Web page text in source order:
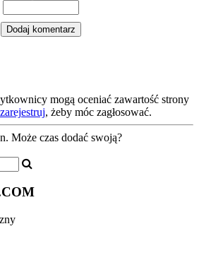
mogą oceniać zawartość strony
zarejestruj, żeby móc zagłosować.
Może czas dodać swoją?